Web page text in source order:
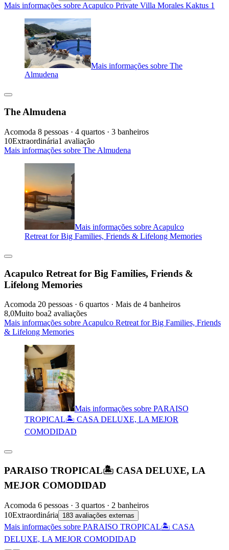
Mais informações sobre Acapulco Private Villa Morales Kaktus 1
Mais informações sobre The
Almudena
The Almudena
Acomoda 8 pessoas · 4 quartos · 3 banheiros
10Extraordinária1 avaliação
Mais informações sobre The Almudena
Mais informações sobre Acapulco
Retreat for Big Families, Friends & Lifelong Memories
Acapulco Retreat for Big Families, Friends &
Lifelong Memories
Acomoda 20 pessoas · 6 quartos · Mais de 4 banheiros
8,0Muito boa2 avaliações
Mais informações sobre Acapulco Retreat for Big Families, Friends
& Lifelong Memories
Mais informações sobre PARAISO
TROPICAL🏝 CASA DELUXE, LA MEJOR
COMODIDAD
PARAISO TROPICAL🏝 CASA DELUXE, LA
MEJOR COMODIDAD
Acomoda 6 pessoas · 3 quartos · 2 banheiros
10Extraordinária 183 avaliações externas
Mais informações sobre PARAISO TROPICAL🏝 CASA
DELUXE, LA MEJOR COMODIDAD